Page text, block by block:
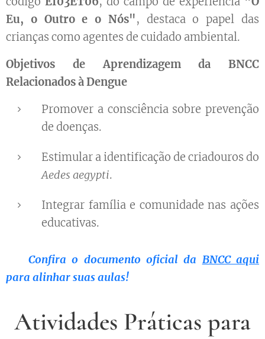
Eu, o Outro e o Nós", destaca o papel das
crianças como agentes de cuidado ambiental.
Objetivos de Aprendizagem da BNCC
Relacionados à Dengue
Promover a consciência sobre prevenção
de doenças.
Estimular a identificação de criadouros do
Aedes aegypti.
Integrar família e comunidade nas ações
educativas.
Confira o documento oficial da BNCC aqui
para alinhar suas aulas!
Atividades Práticas para